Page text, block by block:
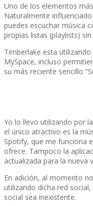
Uno de los elementos
Naturalmente
puedes escuchar música
propias listas (playlists)
Timberlake esta
MySpace, incluso
su más reciente sencillo
Yo lo llevo utilizando por
el único atractivo es la
Spotify, que me funciona
ofrece. Tampoco la
actualizada para la nueva
En adición, al momento
utilizando dicha red
social sea inexistente.